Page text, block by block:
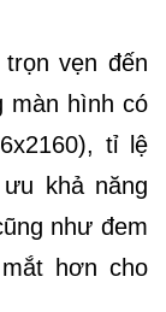
vẹn đến
màn hình có
tỉ lệ
khả năng
như đem
hơn cho